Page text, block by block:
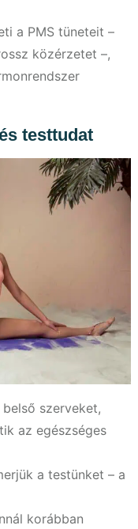
a PMS tüneteit –
közérzetet –,
testtudat
szerveket,
az egészséges
a testünket – a
korábban